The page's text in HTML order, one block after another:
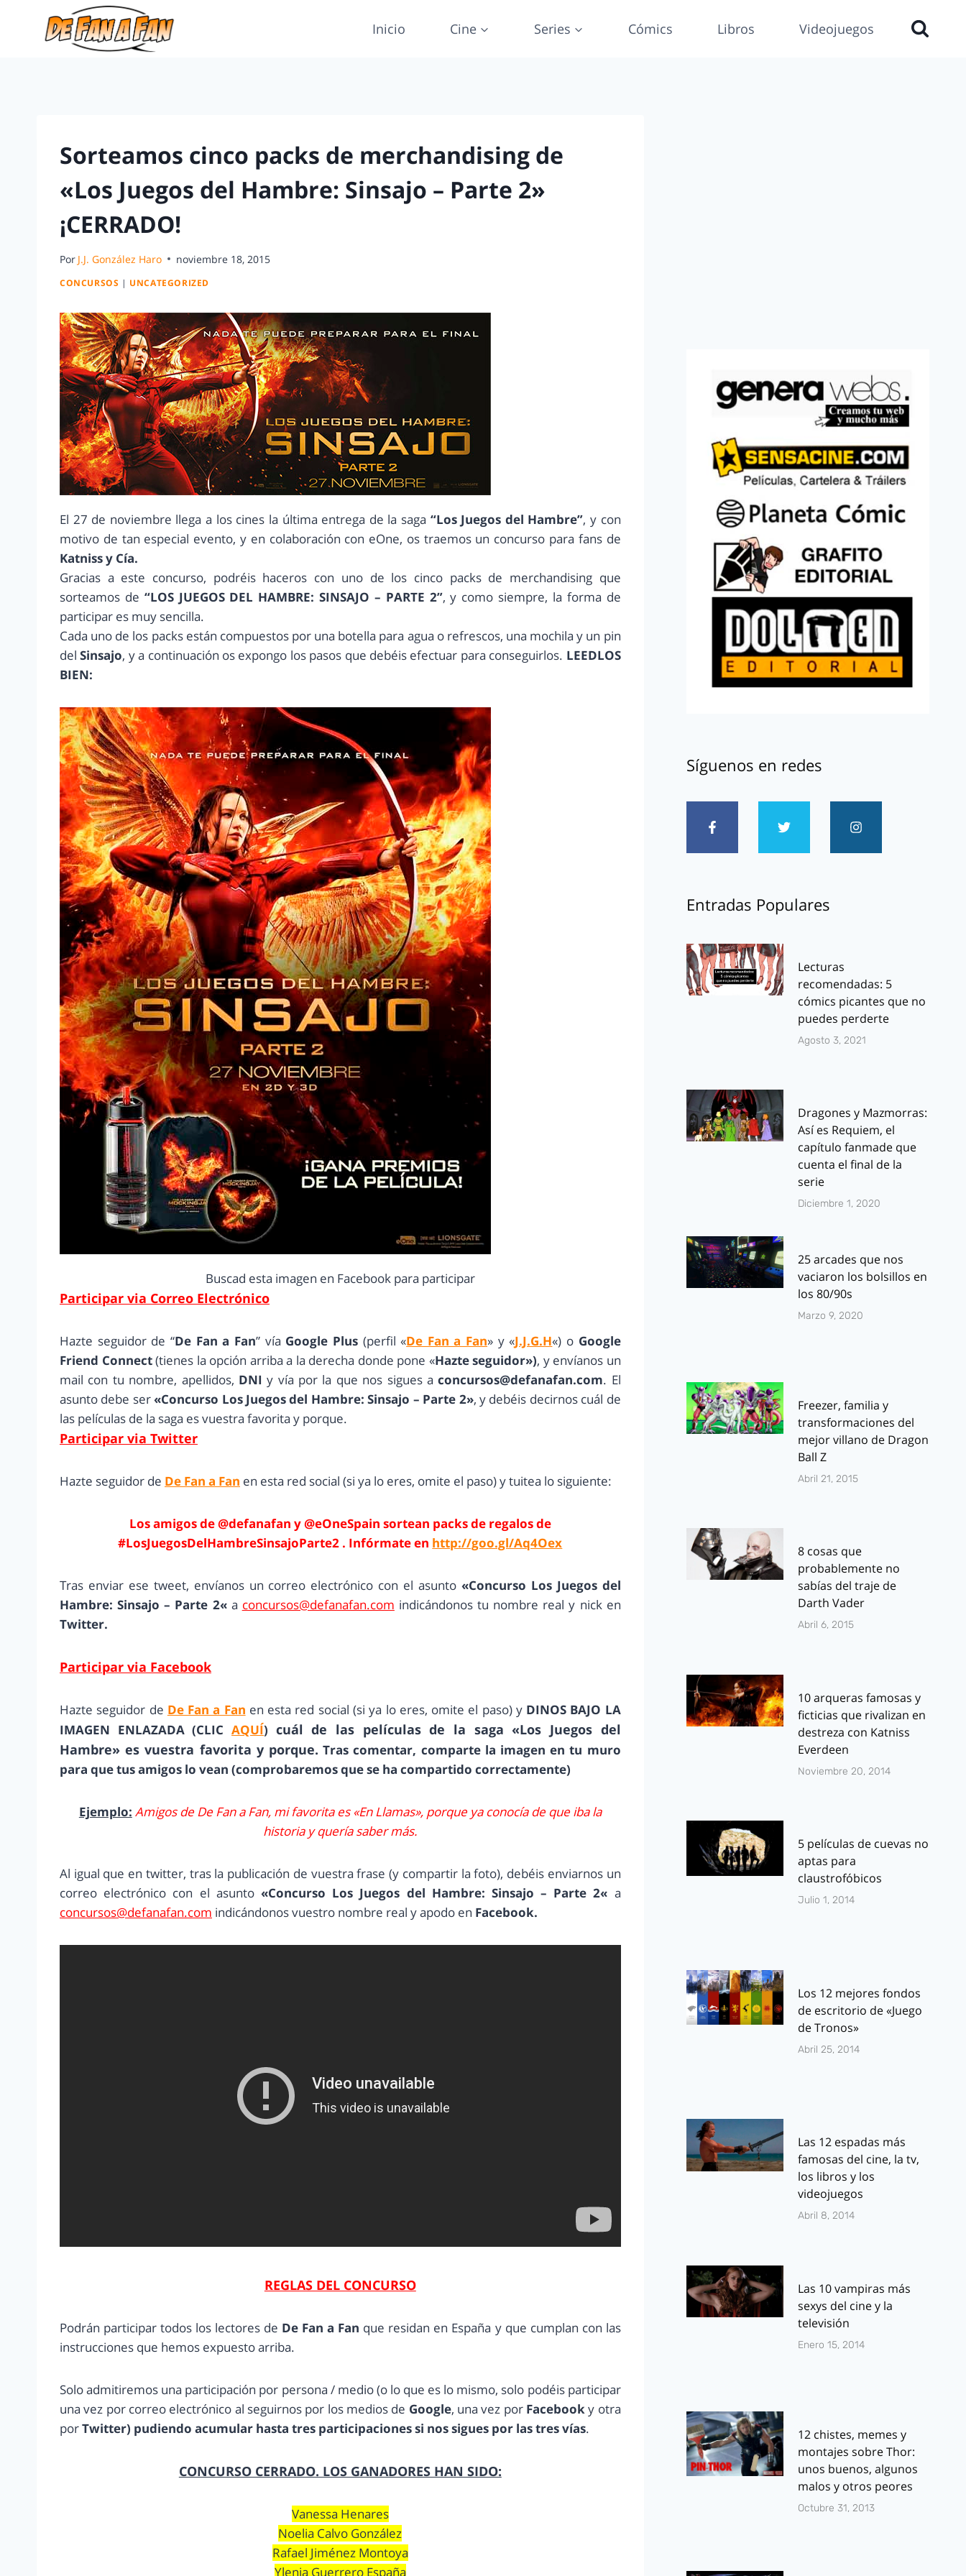
Inicio Cine Series Cómics Libros Videojuegos
Sorteamos cinco packs de merchandising de
«Los Juegos del Hambre: Sinsajo – Parte 2»
¡CERRADO!
Por J.J. González Haro noviembre 18, 2015
CONCURSOS | UNCATEGORIZED
El 27 de noviembre llega a los cines la última entrega de la saga “Los Juegos del Hambre”, y con
motivo de tan especial evento, y en colaboración con eOne, os traemos un concurso para fans de
Katniss y Cía.
Gracias a este concurso, podréis haceros con uno de los cinco packs de merchandising que
sorteamos de “LOS JUEGOS DEL HAMBRE: SINSAJO – PARTE 2”, y como siempre, la forma de
participar es muy sencilla.
Cada uno de los packs están compuestos por una botella para agua o refrescos, una mochila y un pin
delSinsajo, y a continuación os expongo los pasos que debéis efectuar para conseguirlos. LEEDLOS
BIEN:
Buscad esta imagen en Facebook para participar
Participar via Correo Electrónico
Hazte seguidor de “De Fan a Fan” vía Google Plus(perfil «De Fan a Fan» y «J.J.G.H«) o Google
Friend Connect(tienes la opción arriba a la derecha donde pone «Hazte seguidor»), y envíanos un
mail con tu nombre, apellidos, DNI y vía por la que nos sigues aconcursos@defanafan.com. El
asunto debe ser«Concurso Los Juegos del Hambre: Sinsajo – Parte 2», y debéis decirnos cuál de
las películas de la saga es vuestra favorita y porque.
Participar via Twitter
Hazte seguidor de De Fan a Fan en esta red social (si ya lo eres, omite el paso) y tuitea lo siguiente:
Los amigos de @defanafan y @eOneSpain sortean packs de regalos de
#LosJuegosDelHambreSinsajoParte2 . Infórmate en http://goo.gl/Aq4Oex
Tras enviar ese tweet, envíanos un correo electrónico con el asunto «Concurso Los Juegos del
Hambre: Sinsajo – Parte 2«a concursos@defanafan.com indicándonos tu nombre real y nick en
Twitter.
Participar via Facebook
Hazte seguidor de De Fan a Fan en esta red social (si ya lo eres, omite el paso) y DINOS BAJO LA
IMAGEN ENLAZADA (CLIC AQUÍ) cuál de las películas de la saga «Los Juegos del
Hambre» es vuestra favorita y porque. Tras comentar, comparte la imagen en tu muro
para que tus amigos lo vean (comprobaremos que se ha compartido correctamente)
Ejemplo: Amigos de De Fan a Fan, mi favorita es «En Llamas», porque ya conocía de que iba la
historia y quería saber más.
Al igual que en twitter, tras la publicación de vuestra frase (y compartir la foto), debéis enviarnos un
correo electrónico con el asunto «Concurso Los Juegos del Hambre: Sinsajo – Parte 2« a
concursos@defanafan.com indicándonos vuestro nombre real y apodo en Facebook.
REGLAS DEL CONCURSO
Podrán participar todos los lectores de De Fan a Fan que residan en España y que cumplan con las
instrucciones que hemos expuesto arriba.
Solo admitiremos una participación por persona / medio (o lo que es lo mismo, solo podéis participar
una vez por correo electrónico al seguirnos por los medios de Google, una vez por Facebooky otra
porTwitter) pudiendo acumular hasta tres participaciones si nos sigues por las tres vías.
CONCURSO CERRADO. LOS GANADORES HAN SIDO:
Vanessa Henares
Noelia Calvo González
Rafael Jiménez Montoya
Ylenia Guerrero España
Síguenos en redes
Entradas Populares
Lecturas
recomendadas: 5
cómics picantes que no
puedes perderte
Agosto 3, 2021
Dragones y Mazmorras:
Así es Requiem, el
capítulo fanmade que
cuenta el final de la
serie
Diciembre 1, 2020
25 arcades que nos
vaciaron los bolsillos en
los 80/90s
Marzo 9, 2020
Freezer, familia y
transformaciones del
mejor villano de Dragon
Ball Z
Abril 21, 2015
8 cosas que
probablemente no
sabías del traje de
Darth Vader
Abril 6, 2015
10 arqueras famosas y
ficticias que rivalizan en
destreza con Katniss
Everdeen
Noviembre 20, 2014
5 películas de cuevas no
aptas para
claustrofóbicos
Julio 1, 2014
Los 12 mejores fondos
de escritorio de «Juego
de Tronos»
Abril 25, 2014
Las 12 espadas más
famosas del cine, la tv,
los libros y los
videojuegos
Abril 8, 2014
Las 10 vampiras más
sexys del cine y la
televisión
Enero 15, 2014
12 chistes, memes y
montajes sobre Thor:
unos buenos, algunos
malos y otros peores
Octubre 31, 2013